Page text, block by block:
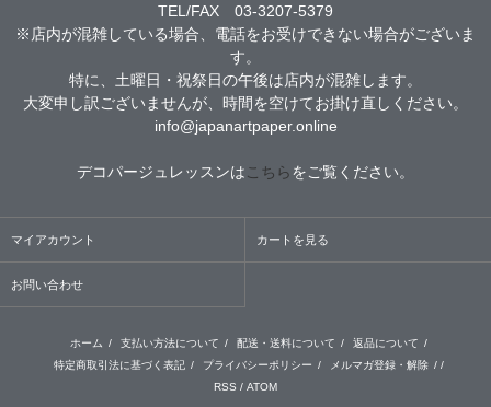
TEL/FAX 03-3207-5379
※店内が混雑している場合、電話をお受けできない場合がございま
す。
特に、土曜日・祝祭日の午後は店内が混雑します。
大変申し訳ございませんが、時間を空けてお掛け直しください。
info@japanartpaper.online
デコパージュレッスンは こちらをご覧ください。
マイアカウント カートを見る
お問い合わせ
ホーム / 支払い方法について / 配送・送料について / 返品について /
特定商取引法に基づく表記 / プライバシーポリシー / メルマガ登録・解除 / /
RSS / ATOM